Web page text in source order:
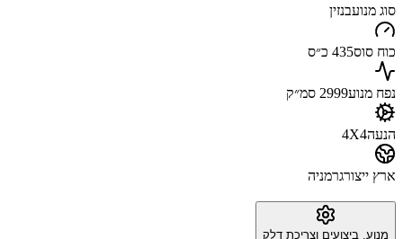
סוג מנועבנזין
כוח סוס435 כ״ס
נפח מנוע2999 סמ״ק
הנעה4X4
ארץ ייצורגרמניה
מנוע, ביצועים וצריכת דלק